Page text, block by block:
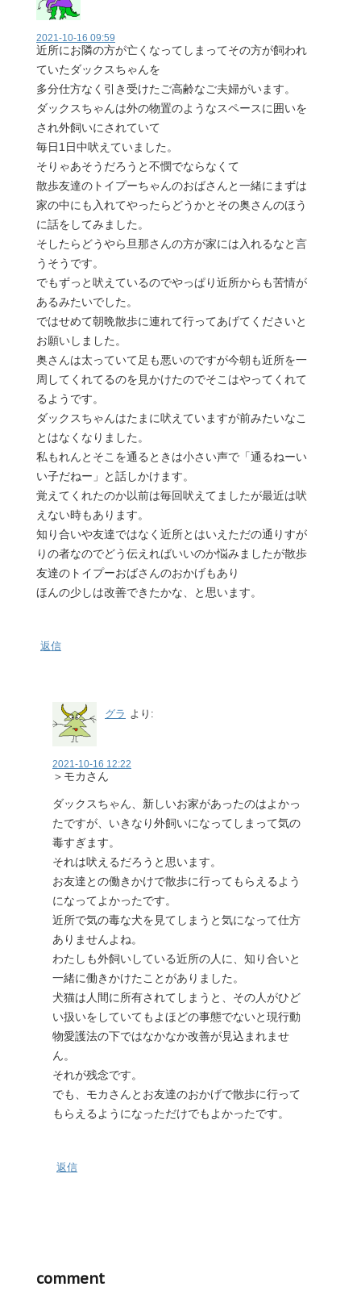
2021-10-16 09:59
近所にお隣の方が亡くなってしまってその方が飼われ
ていたダックスちゃんを
多分仕方なく引き受けたご高齢なご夫婦がいます。
ダックスちゃんは外の物置のようなスペースに囲いを
され外飼いにされていて
毎日1日中吠えていました。
そりゃあそうだろうと不憫でならなくて
散歩友達のトイプーちゃんのおばさんと一緒にまずは
家の中にも入れてやったらどうかとその奥さんのほう
に話をしてみました。
そしたらどうやら旦那さんの方が家には入れるなと言
うそうです。
でもずっと吠えているのでやっぱり近所からも苦情が
あるみたいでした。
ではせめて朝晩散歩に連れて行ってあげてくださいと
お願いしました。
奥さんは太っていて足も悪いのですが今朝も近所を一
周してくれてるのを見かけたのでそこはやってくれて
るようです。
ダックスちゃんはたまに吠えていますが前みたいなこ
とはなくなりました。
私もれんとそこを通るときは小さい声で「通るねーい
い子だねー」と話しかけます。
覚えてくれたのか以前は毎回吠えてましたが最近は吠
えない時もあります。
知り合いや友達ではなく近所とはいえただの通りすが
りの者なのでどう伝えればいいのか悩みましたが散歩
友達のトイプーおばさんのおかげもあり
ほんの少しは改善できたかな、と思います。
返信
グラ より:
2021-10-16 12:22
＞モカさん
ダックスちゃん、新しいお家があったのはよかっ
たですが、いきなり外飼いになってしまって気の
毒すぎます。
それは吠えるだろうと思います。
お友達との働きかけで散歩に行ってもらえるよう
になってよかったです。
近所で気の毒な犬を見てしまうと気になって仕方
ありませんよね。
わたしも外飼いしている近所の人に、知り合いと
一緒に働きかけたことがありました。
犬猫は人間に所有されてしまうと、その人がひど
い扱いをしていてもよほどの事態でないと現行動
物愛護法の下ではなかなか改善が見込まれませ
ん。
それが残念です。
でも、モカさんとお友達のおかげで散歩に行って
もらえるようになっただけでもよかったです。
返信
comment